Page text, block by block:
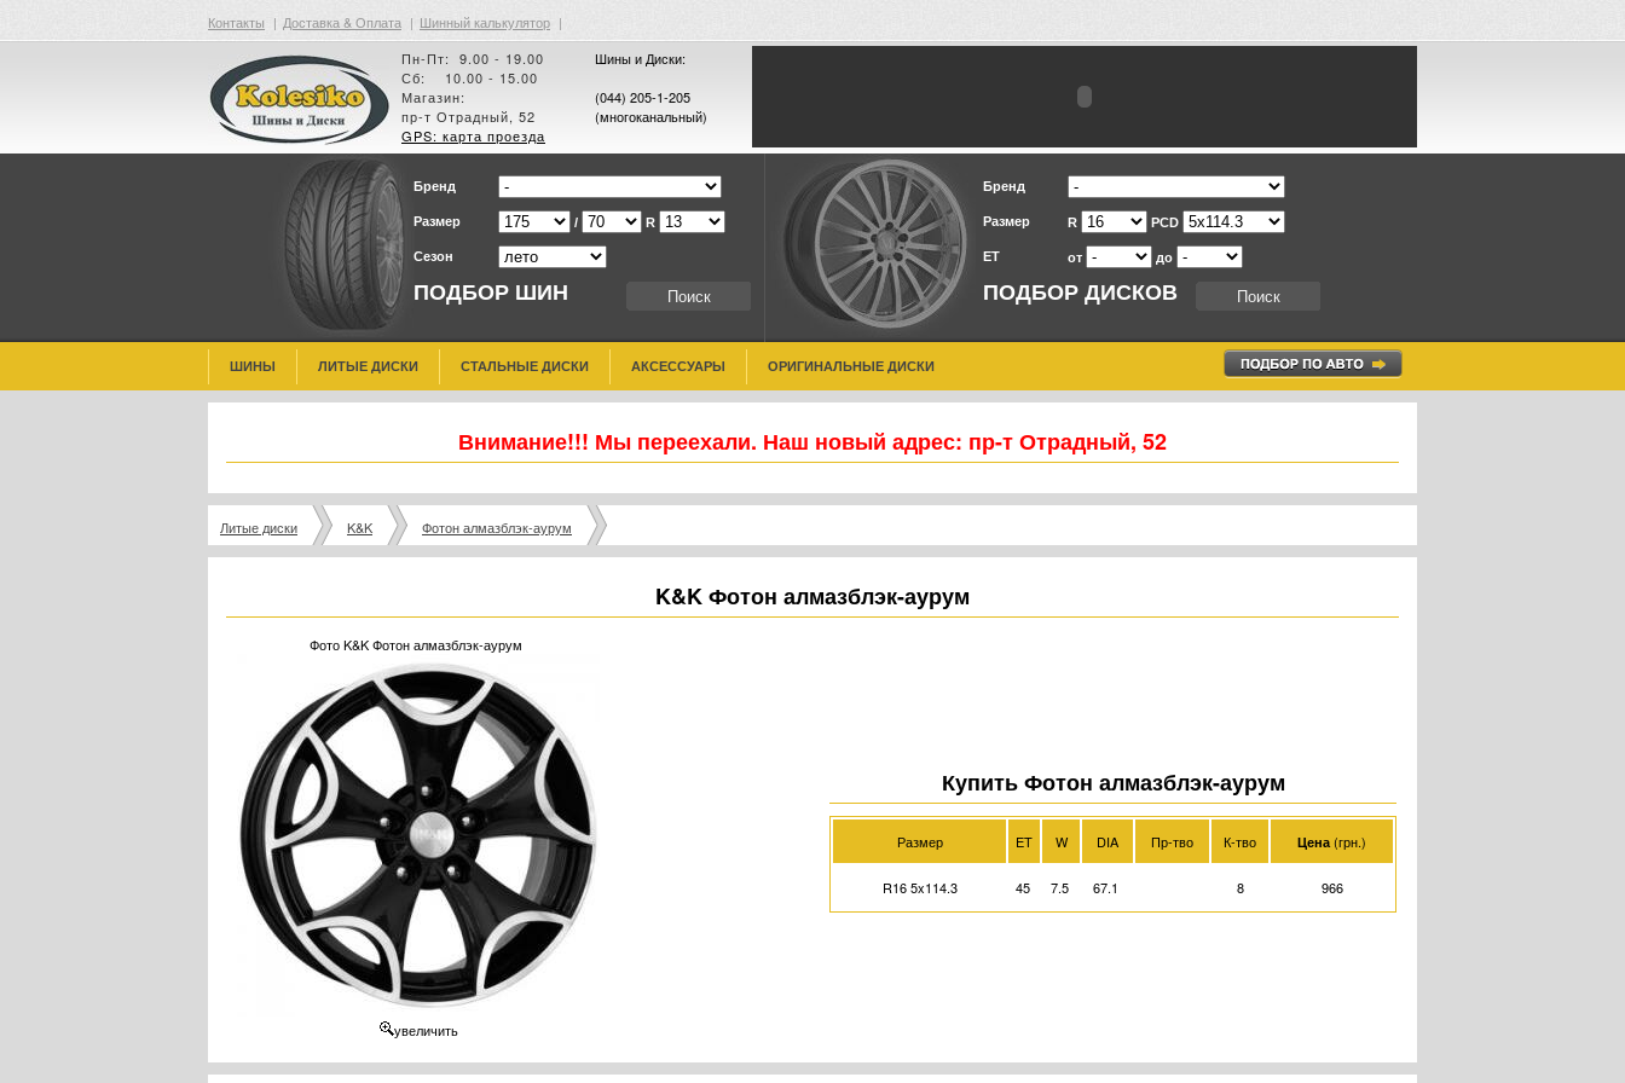
Контакты | Доставка & Оплата | Шинный калькулятор |
Пн-Пт: 9.00 - 19.00
Сб: 10.00 - 15.00
Магазин:
пр-т Отрадный, 52
GPS: карта проезда
Шины и Диски:
(044) 205-1-205
(многоканальный)
ПОДБОР ШИН
Бренд
Размер / R
Сезон
ПОДБОР ДИСКОВ
Бренд
Размер R PCD
ET от до
ШИНЫ ЛИТЫЕ ДИСКИ СТАЛЬНЫЕ ДИСКИ АКСЕССУАРЫ ОРИГИНАЛЬНЫЕ ДИСКИ
Внимание!!! Мы переехали. Наш новый адрес: пр-т Отрадный, 52
Литые диски K&K Фотон алмазблэк-аурум
K&K Фотон алмазблэк-аурум
Фото K&K Фотон алмазблэк-аурум
увеличить
Купить Фотон алмазблэк-аурум
Размер ET W DIA Пр-тво К-тво Цена (грн.)
R16 5x114.3 45 7.5 67.1 8 966